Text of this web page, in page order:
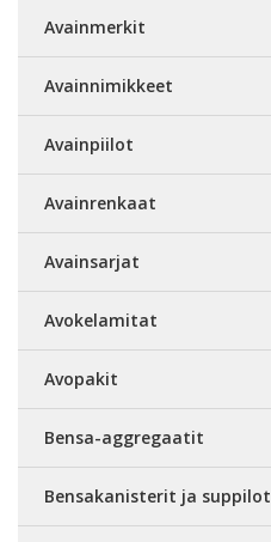
Avainmerkit
Avainnimikkeet
Avainpiilot
Avainrenkaat
Avainsarjat
Avokelamitat
Avopakit
Bensa-aggregaatit
Bensakanisterit ja suppilot